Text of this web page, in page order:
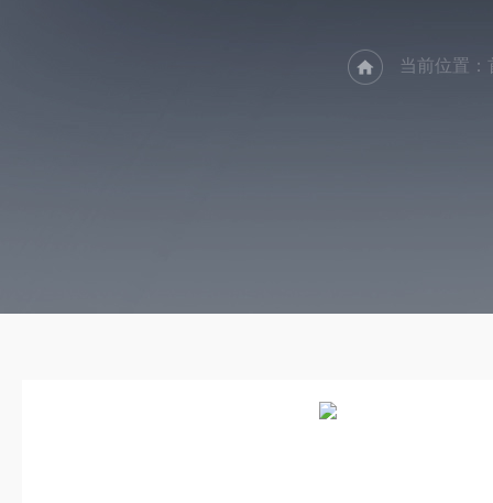
当前位置：